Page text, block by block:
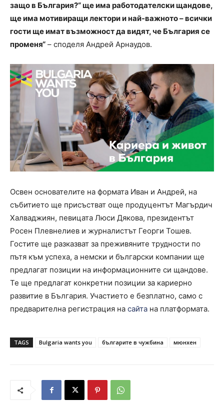
защо в България?“ ще има работодателски щандове,
ще има мотивиращи лектори и най-важното – всички
гости ще имат възможност да видят, че България се
променя“ – споделя Андрей Арнаудов.
Освен основателите на формата Иван и Андрей, на
събитието ще присъстват още продуцентът Магърдич
Халваджиян, певицата Люси Дякова, президентът
Росен Плевнелиев и журналистът Георги Тошев.
Гостите ще разказват за преживяните трудности по
пътя към успеха, а немски и български компании ще
предлагат позиции на информационните си щандове.
Те ще предлагат конкретни позиции за кариерно
развитие в България. Участието е безплатно, само с
предварителна регистрация на сайта на платформата.
TAGS Bulgaria wants you българите в чужбина мюнхен